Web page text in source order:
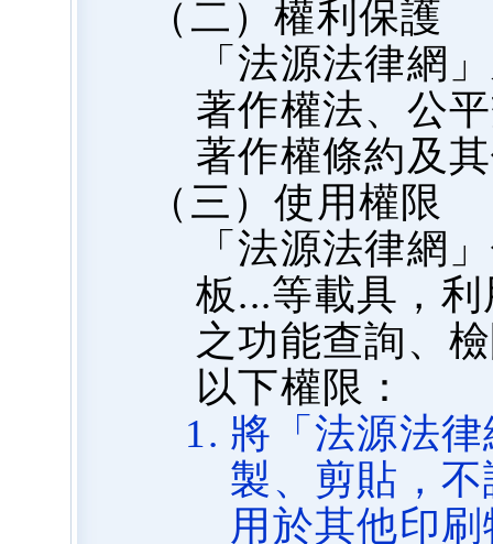
（二）權利保護
「法源法律網
著作權法、公
著作權條約及
（三）使用權限
「法源法律網
板...等載具，
之功能查詢、
以下權限：
將「法源法
製、剪貼，
用於其他印